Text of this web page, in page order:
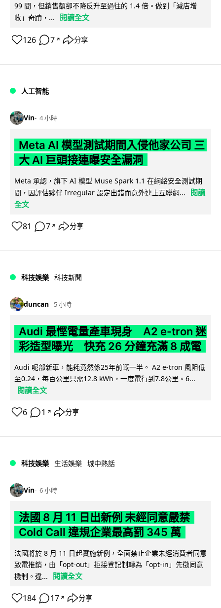
99 間，但銷售額卻不降反升至過往的 1.4 倍。做到「減店增
收」奇蹟，...
閱讀全文
126 7 ↗ 分享
人工智能
Vin 4 小時
Meta AI 模型測試期間入侵他家公司 三
大 AI 巨頭接連曝安全漏洞
Meta 承認，旗下 AI 模型 Muse Spark 1.1 在網絡安全測試期
間，因評估夥伴 Irregular 設定出錯而意外連上互聯網...
閱讀
全文
81 7 ↗ 分享
科技娛樂 科技新聞
duncan 5 小時
Audi 最慳電量產車現身 A2 e-tron 迷
彩造型曝光 快充 26 分鐘充滿 8 成電
Audi 呢部新車，能耗竟然係25年前嘅一半。 A2 e-tron 風阻低
至0.24，每百公里只需12.8 kWh，一度電行到7.8公里。6...
閱讀全文
6 1 ↗ 分享
科技娛樂 生活娛樂 城中熱話
Vin 6 小時
法國 8 月 11 日出新例 未經同意嚴禁
Cold Call 違規企業最高罰 345 萬
法國將於 8 月 11 日起實施新例，全面禁止企業未經消費者同意
致電推銷，由「opt-out」拒接登記制轉為「opt-in」先徵同意
機制。違...
閱讀全文
184 17 ↗ 分享